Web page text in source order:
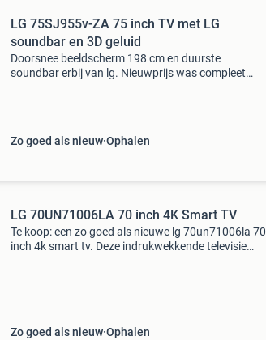
LG 75SJ955v-ZA 75 inch TV met LG
soundbar en 3D geluid
Doorsnee beeldscherm 198 cm en duurste
soundbar erbij van lg. Nieuwprijs was compleet
Zo goed als nieuw Ophalen
LG 70UN71006LA 70 inch 4K Smart TV
Te koop: een zo goed als nieuwe lg 70un71006la 70
inch 4k smart tv. Deze indrukwekkende televisie
Zo goed als nieuw Ophalen